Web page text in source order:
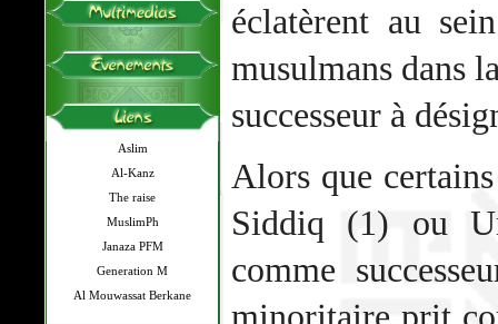
Aslim
Al-Kanz
The raise
MuslimPh
Janaza PFM
Generation M
Al Mouwassat Berkane
éclatèrent au
musulmans dans
successeur à
Alors que
Siddiq (1) ou
comme